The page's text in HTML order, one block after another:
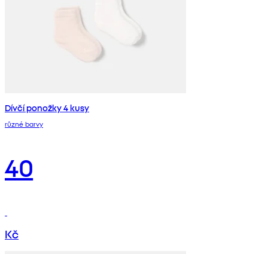
Dívčí ponožky 4 kusy
různé barvy
40
Kč